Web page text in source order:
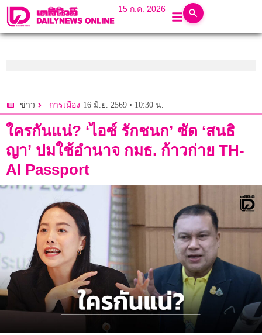
15 ก.ค. 2026
ข่าว การเมือง 16 มิ.ย. 2569 • 10:30 น.
ใครกันแน่? ‘ไอซ์ รักชนก’ ซัด ‘สนธิ
ญา’ ปมใช้อำนาจ กมธ. ก้าวก่าย TH-
AI Passport